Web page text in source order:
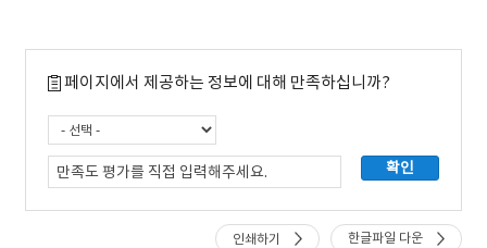
페이지에서 제공하는 정보에 대해 만족하십니까?
한글파일 다운
인쇄하기